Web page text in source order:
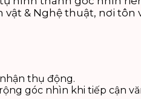
& Nghệ thuật, nơi tôn
thụ động.
góc nhìn khi tiếp cận